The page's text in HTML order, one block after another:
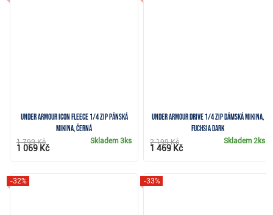
Under Armour Icon Fleece 1/4 Zip pánská
mikina, černá
Skladem3ks
1 799 Kč
1 069 Kč
Under Armour Drive 1/4 Zip dámská mikina,
fuchsia dark
Skladem2ks
2 199 Kč
1 469 Kč
-32% -33%